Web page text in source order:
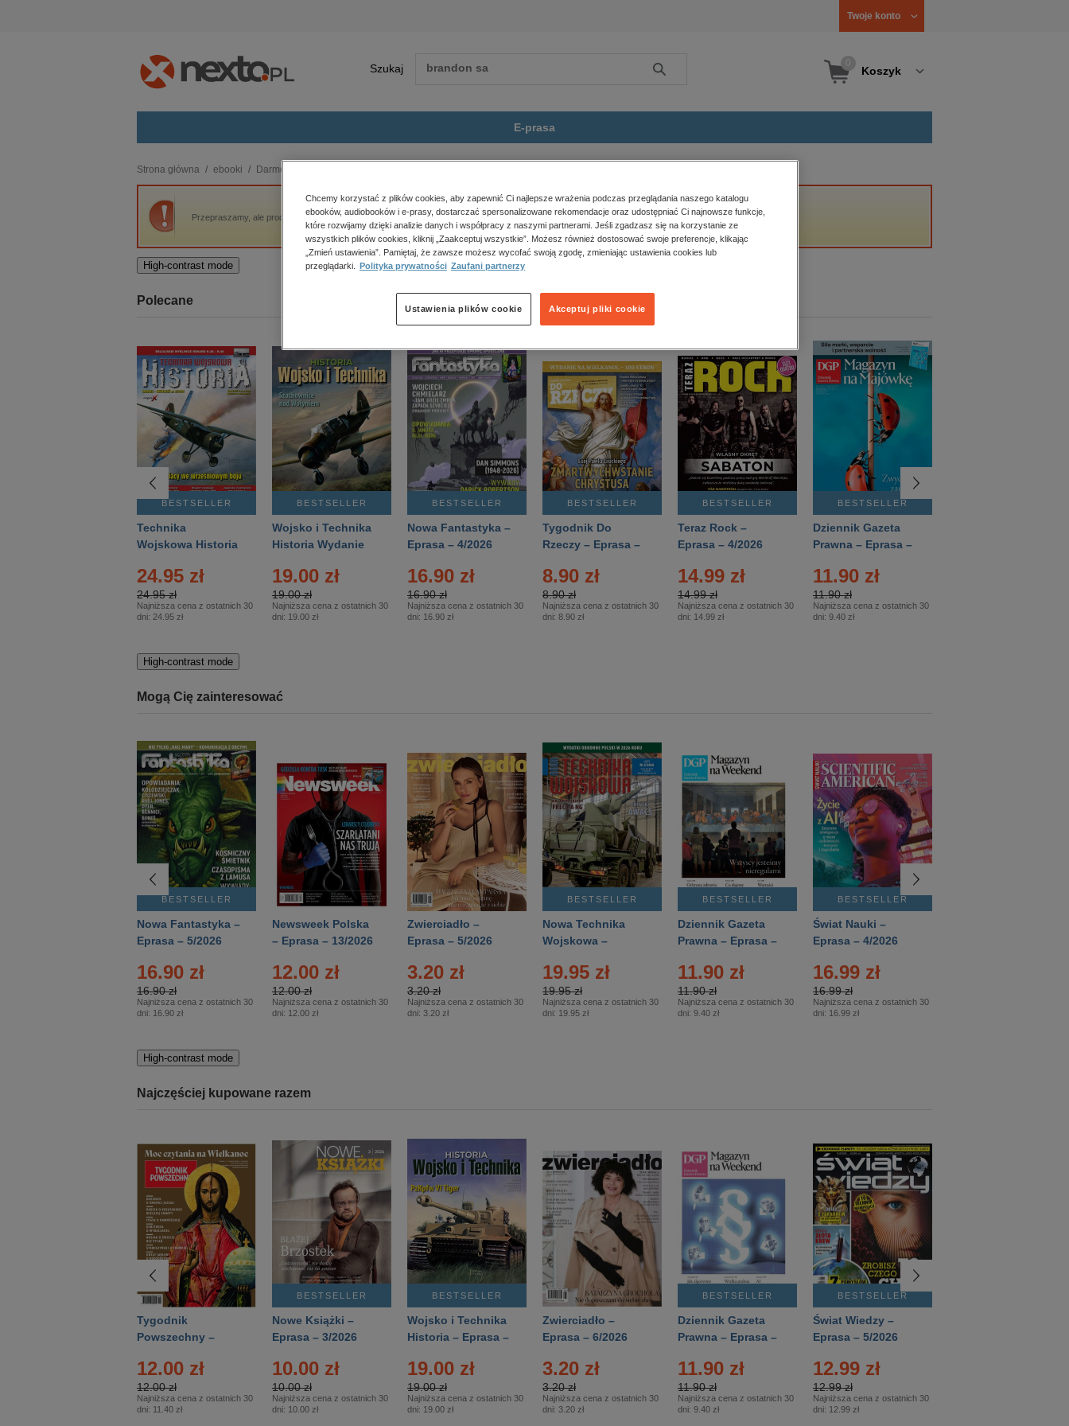
Twoje konto
Szukaj Szukaj Koszyk
E-prasa
budownictwo, aranżacja wnętrz
biznesowe, branżowe, gospodarka
darmowe wydania
edukacja
kobiece, lifestyle, kultura
polityka, społeczno-informacyjne
psychologiczne
inne
popularno-naukowe
historia
zdrowie
religie
Strona główna ebooki Darmowe ebooki
Przepraszamy, ale produkt „Nasze Przebiegi” nie jest dostępny.
High-contrast mode
Polecane
BESTSELLER
Technika
Wojskowa Historia
24.95 zł
24.95 zł
Najniższa cena z ostatnich 30
dni: 24.95 zł
BESTSELLER
Wojsko i Technika
Historia Wydanie
– 2/2026
19.00 zł
19.00 zł
Najniższa cena z ostatnich 30
dni: 19.00 zł
BESTSELLER
Nowa Fantastyka –
Eprasa – 4/2026
16.90 zł
16.90 zł
Najniższa cena z ostatnich 30
dni: 16.90 zł
BESTSELLER
Tygodnik Do
Rzeczy – Eprasa –
8.90 zł
8.90 zł
Najniższa cena z ostatnich 30
dni: 8.90 zł
BESTSELLER
Teraz Rock –
Eprasa – 4/2026
14.99 zł
14.99 zł
Najniższa cena z ostatnich 30
dni: 14.99 zł
BESTSELLER
Dziennik Gazeta
Prawna – Eprasa –
11.90 zł
11.90 zł
Najniższa cena z ostatnich 30
dni: 9.40 zł
High-contrast mode
Mogą Cię zainteresować
BESTSELLER
Nowa Fantastyka –
Eprasa – 5/2026
16.90 zł
16.90 zł
Najniższa cena z ostatnich 30
dni: 16.90 zł
Newsweek Polska
– Eprasa – 13/2026
12.00 zł
12.00 zł
Najniższa cena z ostatnich 30
dni: 12.00 zł
Zwierciadło –
Eprasa – 5/2026
3.20 zł
3.20 zł
Najniższa cena z ostatnich 30
dni: 3.20 zł
BESTSELLER
Nowa Technika
Wojskowa –
19.95 zł
19.95 zł
Najniższa cena z ostatnich 30
dni: 19.95 zł
BESTSELLER
Dziennik Gazeta
Prawna – Eprasa –
11.90 zł
11.90 zł
Najniższa cena z ostatnich 30
dni: 9.40 zł
BESTSELLER
Świat Nauki –
Eprasa – 4/2026
16.99 zł
16.99 zł
Najniższa cena z ostatnich 30
dni: 16.99 zł
High-contrast mode
Najczęściej kupowane razem
Tygodnik
Powszechny –
12.00 zł
12.00 zł
Najniższa cena z ostatnich 30
dni: 11.40 zł
BESTSELLER
Nowe Książki –
Eprasa – 3/2026
10.00 zł
10.00 zł
Najniższa cena z ostatnich 30
dni: 10.00 zł
BESTSELLER
Wojsko i Technika
Historia – Eprasa –
19.00 zł
19.00 zł
Najniższa cena z ostatnich 30
dni: 19.00 zł
Zwierciadło –
Eprasa – 6/2026
3.20 zł
3.20 zł
Najniższa cena z ostatnich 30
dni: 3.20 zł
BESTSELLER
Dziennik Gazeta
Prawna – Eprasa –
11.90 zł
11.90 zł
Najniższa cena z ostatnich 30
dni: 9.40 zł
BESTSELLER
Świat Wiedzy –
Eprasa – 5/2026
12.99 zł
12.99 zł
Najniższa cena z ostatnich 30
dni: 12.99 zł
Chcemy korzystać z plików cookies, aby zapewnić Ci najlepsze wrażenia podczas przeglądania naszego katalogu
ebooków, audiobooków i e-prasy, dostarczać spersonalizowane rekomendacje oraz udostępniać Ci najnowsze funkcje,
które rozwijamy dzięki analizie danych i współpracy z naszymi partnerami. Jeśli zgadzasz się na korzystanie ze
wszystkich plików cookies, kliknij „Zaakceptuj wszystkie”. Możesz również dostosować swoje preferencje, klikając
„Zmień ustawienia”. Pamiętaj, że zawsze możesz wycofać swoją zgodę, zmieniając ustawienia cookies lub
przeglądarki.
Polityka prywatności Zaufani partnerzy
Akceptuj pliki cookie
Ustawienia plików cookie